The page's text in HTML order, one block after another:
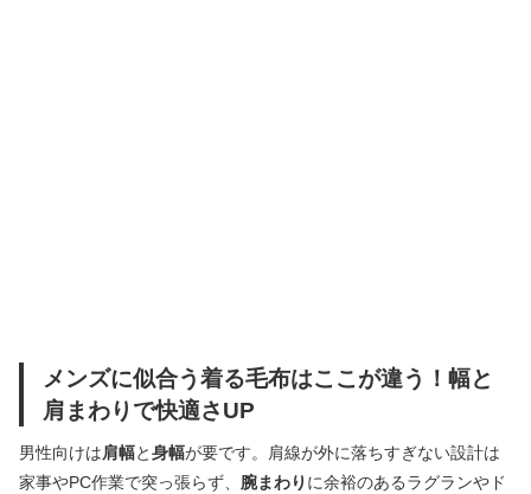
メンズに似合う着る毛布はここが違う！幅と
肩まわりで快適さUP
男性向けは肩幅と身幅が要です。肩線が外に落ちすぎない設計は
家事やPC作業で突っ張らず、 腕まわり に余裕のあるラグランやド